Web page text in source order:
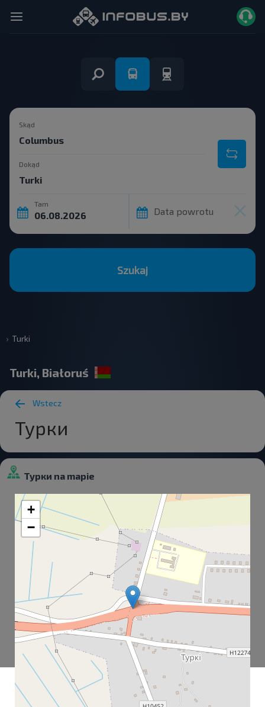
Skąd
Dokąd
Tam
Data powrotu
Szukaj
Turki
Turki, Białoruś
Wstecz
Турки
Турки na mapie
+
−